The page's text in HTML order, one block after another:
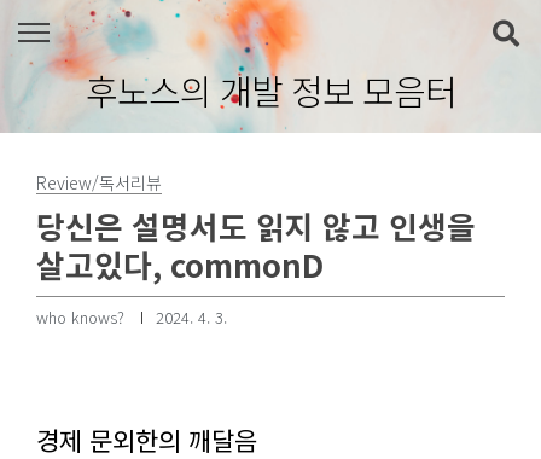
본문 바로가기
후노스의 개발 정보 모음터
Review/독서리뷰
당신은 설명서도 읽지 않고 인생을
살고있다, commonD
who knows? 2024. 4. 3.
경제 문외한의 깨달음